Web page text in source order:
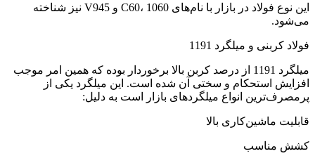
این نوع فولاد در بازار با نام‌های C60، 1060 و V945 نیز شناخته
می‌شود.
فولاد کربنی و میلگرد 1191
میلگرد 1191 از درصد کربن بالا برخوردار بوده که همین امر موجب
افزایش استحکام و سختی آن شده است. این میلگرد یکی از
پرمصرف‌ترین انواع میلگردهای بازار است به دلیل:
قابلیت ماشین‌کاری بالا
کشش مناسب